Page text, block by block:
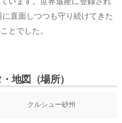
直面しつつも守り続けてきた
とでした。
地図（場所）
クルシュー砂州